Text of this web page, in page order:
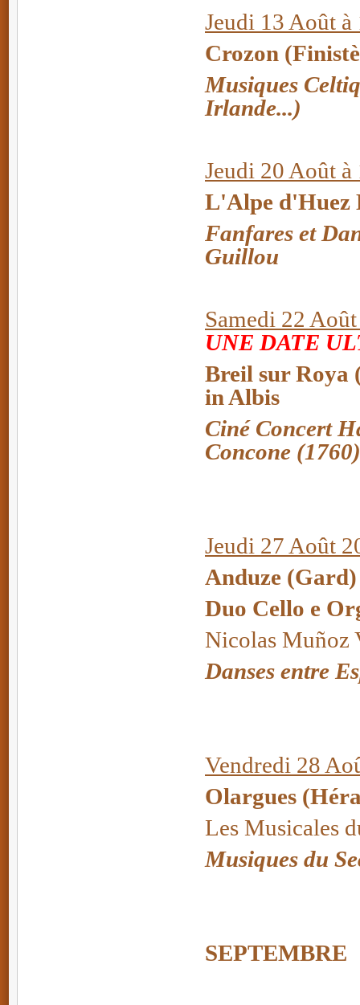
Jeudi 13 Août
Crozon
Musiques
Irlande...)
Jeudi 20 Août à
L'Alpe d'Huez
Fanfares et
Guillou
Samedi 22
UNE DATE
Breil sur Roya
in Albis
Ciné Concert
Concone (1760)
Jeudi 27 Août
Anduze
Duo Cello e
Nicolas Muñoz
Danses entre
Vendredi 28
Olargues
Les Musicales
Musiques du
SEPTEMBRE